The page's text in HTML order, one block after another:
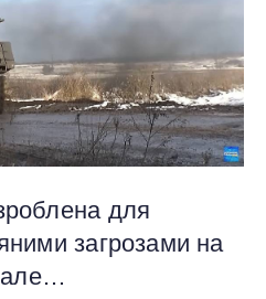
для
загрозами на
але…